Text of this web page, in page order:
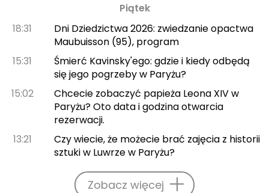
Piątek
18:31
Dni Dziedzictwa 2026: zwiedzanie opactwa
Maubuisson (95), program
15:31
Śmierć Kavinsky'ego: gdzie i kiedy odbędą
się jego pogrzeby w Paryżu?
15:02
Chcecie zobaczyć papieża Leona XIV w
Paryżu? Oto data i godzina otwarcia
rezerwacji.
13:21
Czy wiecie, że możecie brać zajęcia z historii
sztuki w Luwrze w Paryżu?
Zobacz więcej